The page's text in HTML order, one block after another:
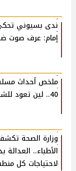
​ندى بسيوني
إمام: عرف صوت
ملخص أحداث
40.. لين تعود للشركة وأوس في صدمة
وزارة الصحة
الأطباء.. العدالة
لاحتياجات كل